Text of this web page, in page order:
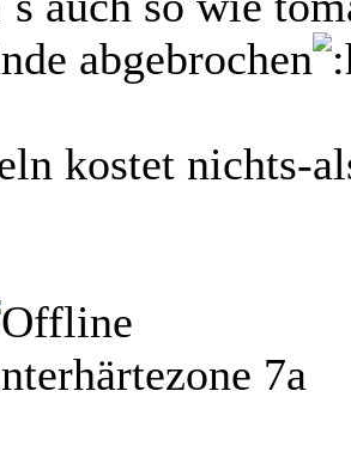
abgebrochen
kostet nichts-
7a